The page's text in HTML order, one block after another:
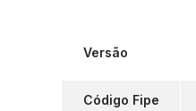
Versão
Código Fipe